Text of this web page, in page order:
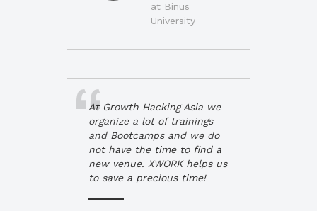
at Binus
University
At Growth Hacking Asia we
organize a lot of trainings
and Bootcamps and we do
not have the time to find a
new venue. XWORK helps us
to save a precious time!